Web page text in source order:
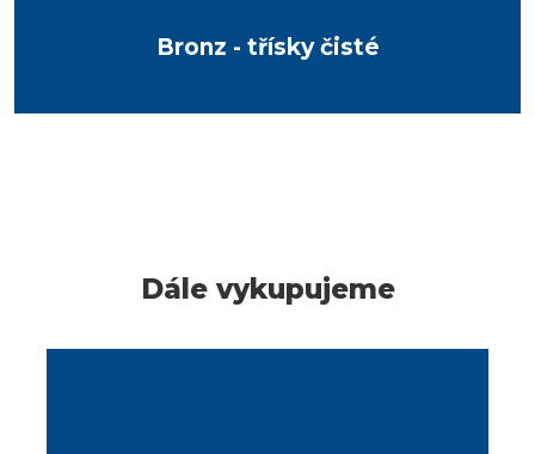
Bronz - třísky čisté
Dále vykupujeme